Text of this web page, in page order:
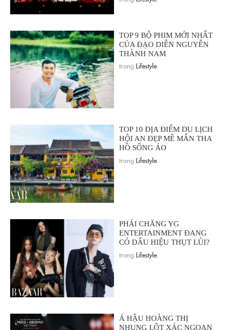
TOP 9 BỘ PHIM MỚI NHẤT
CỦA ĐẠO DIỄN NGUYỄN
THÀNH NAM
trong Lifestyle
TOP 10 ĐỊA ĐIỂM DU LỊCH
HỘI AN ĐẸP MÊ MẨN THA
HỒ SỐNG ẢO
trong Lifestyle
PHẢI CHĂNG YG
ENTERTAINMENT ĐANG
CÓ DẤU HIỆU THỤT LÙI?
trong Lifestyle
Á HẬU HOÀNG THỊ
NHUNG LỘT XÁC NGOẠN